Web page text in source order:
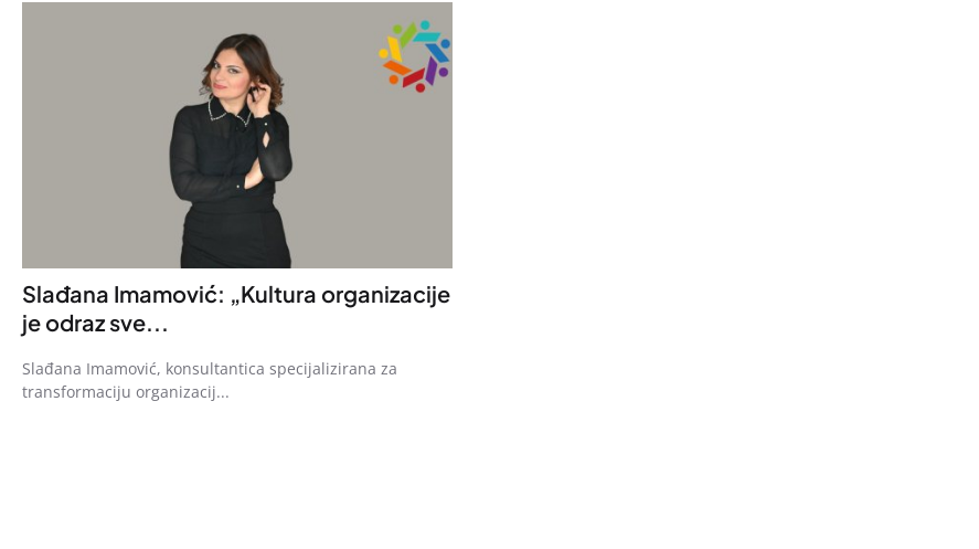
Slađana Imamović: „Kultura organizacije
je odraz sve...
Slađana Imamović, konsultantica specijalizirana za
transformaciju organizacij...